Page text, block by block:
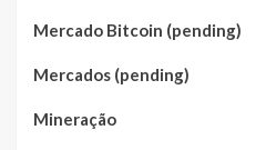
Mercado Bitcoin (pending)
Mercados (pending)
Mineração